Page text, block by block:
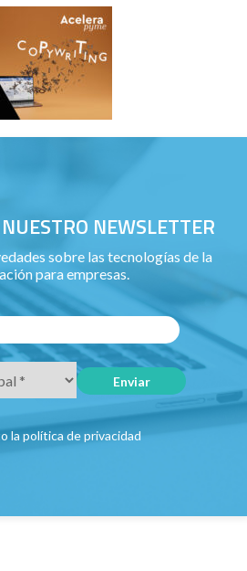
NEWSLETTER
sobre las tecnologías de la
para empresas.
la política de privacidad